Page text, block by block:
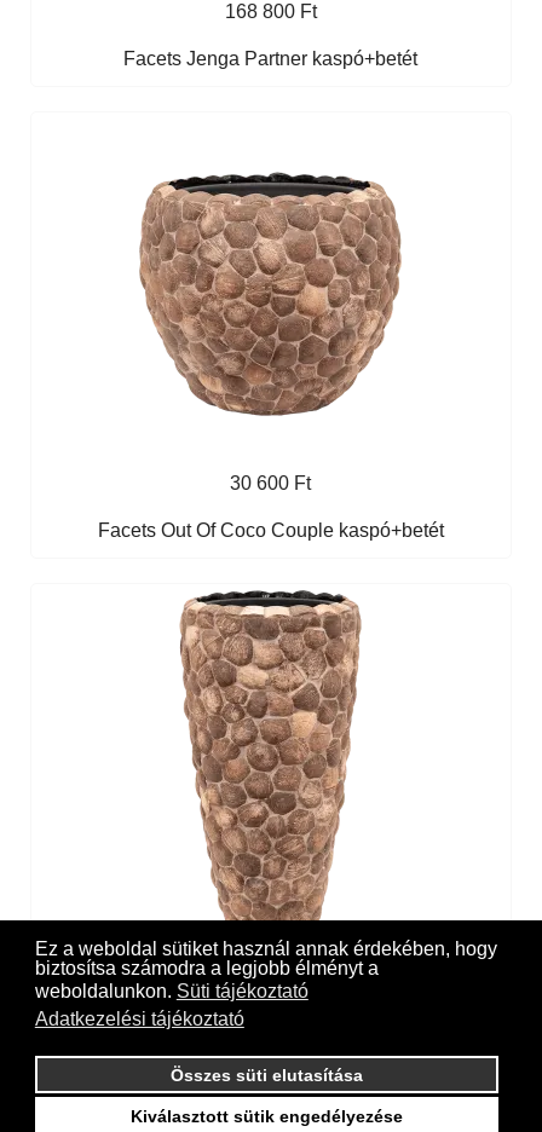
Ez a weboldal sütiket használ annak érdekében, hogy
biztosítsa számodra a legjobb élményt a
weboldalunkon. Süti tájékoztató
Adatkezelési tájékoztató
Összes süti elutasítása
Kiválasztott sütik engedélyezése
168 800 Ft
Facets Jenga Partner kaspó+betét
30 600 Ft
Facets Out Of Coco Couple kaspó+betét
200 300 Ft
Facets Out Of Coco Partner kaspó+betét